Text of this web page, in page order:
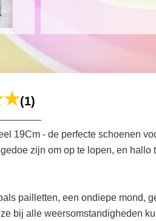
(1)
19Cm - de perfecte schoenen
zijn om op te lopen, en
pailletten, een ondiepe mond,
bij alle weersomstandigheden